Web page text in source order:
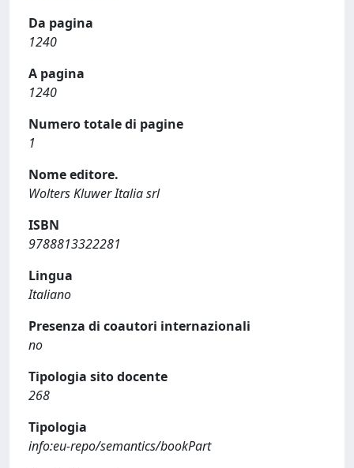
Da pagina
1240
A pagina
1240
Numero totale di pagine
1
Nome editore.
Wolters Kluwer Italia srl
ISBN
9788813322281
Lingua
Italiano
Presenza di coautori internazionali
no
Tipologia sito docente
268
Tipologia
info:eu-repo/semantics/bookPart